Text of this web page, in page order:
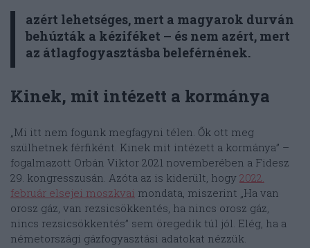
azért lehetséges, mert a magyarok durván
behúzták a kéziféket – és nem azért, mert
az átlagfogyasztásba beleférnének.
Kinek, mit intézett a kormánya
„Mi itt nem fogunk megfagyni télen. Ők ott meg
szülhetnek férfiként. Kinek mit intézett a kormánya” –
fogalmazott Orbán Viktor 2021 novemberében a Fidesz
29. kongresszusán. Azóta az is kiderült, hogy 2022.
február elsejei moszkvai mondata, miszerint „Ha van
orosz gáz, van rezsicsökkentés, ha nincs orosz gáz,
nincs rezsicsökkentés” sem öregedik túl jól. Elég, ha a
németországi gázfogyasztási adatokat nézzük.